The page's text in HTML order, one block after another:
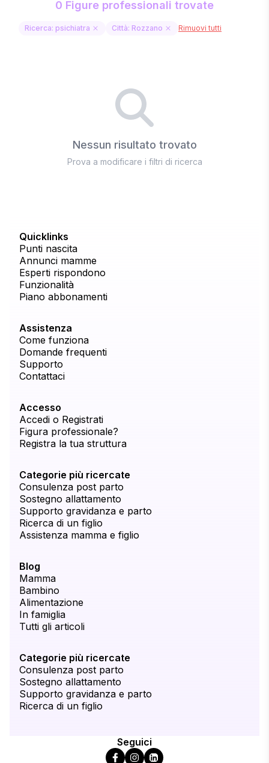
0 Figure professionali trovate
Ricerca: psichiatra Città: Rozzano Rimuovi tutti
Nessun risultato trovato
Prova a modificare i filtri di ricerca
Quicklinks
Punti nascita
Annunci mamme
Esperti rispondono
Funzionalità
Piano abbonamenti
Assistenza
Come funziona
Domande frequenti
Supporto
Contattaci
Accesso
Accedi o Registrati
Figura professionale?
Registra la tua struttura
Categorie più ricercate
Consulenza post parto
Sostegno allattamento
Supporto gravidanza e parto
Ricerca di un figlio
Assistenza mamma e figlio
Blog
Mamma
Bambino
Alimentazione
In famiglia
Tutti gli articoli
Categorie più ricercate
Consulenza post parto
Sostegno allattamento
Supporto gravidanza e parto
Ricerca di un figlio
Seguici